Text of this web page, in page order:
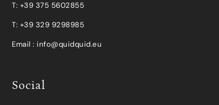
T: +39 375 5602855
T: +39 329 9298985
Email : info@quidquid.eu
Social